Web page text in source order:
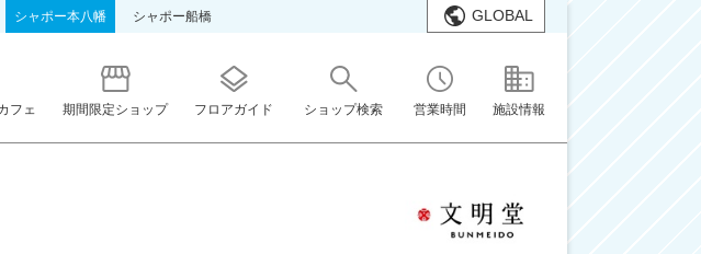
シャポー本八幡 シャポー船橋 GLOBAL
フェ 期間限定ショップ フロアガイド ショップ検索 営業時間 施設情報